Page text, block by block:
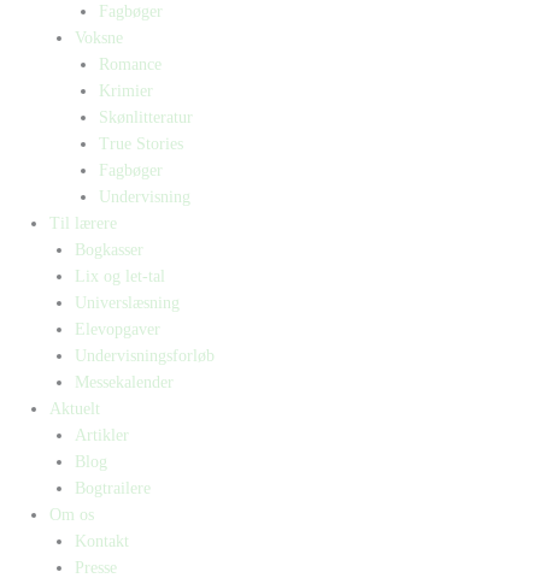
Fagbøger
Voksne
Romance
Krimier
Skønlitteratur
True Stories
Fagbøger
Undervisning
Til lærere
Bogkasser
Lix og let-tal
Universlæsning
Elevopgaver
Undervisningsforløb
Messekalender
Aktuelt
Artikler
Blog
Bogtrailere
Om os
Kontakt
Presse